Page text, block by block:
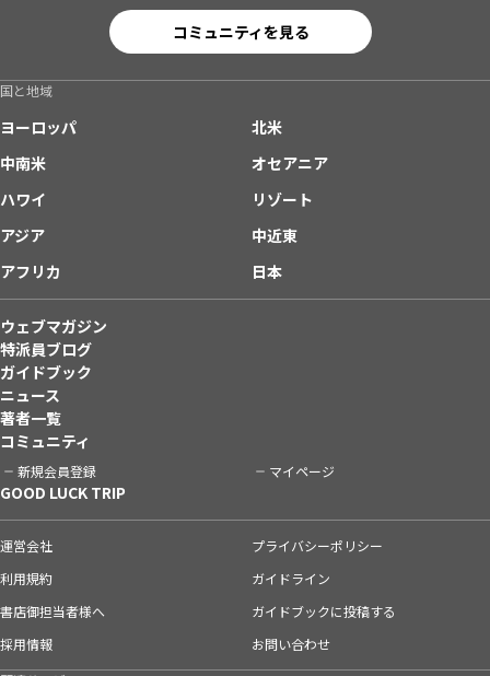
コミュニティを見る
国と地域
ヨーロッパ
北米
中南米
オセアニア
ハワイ
リゾート
アジア
中近東
アフリカ
日本
ウェブマガジン
特派員ブログ
ガイドブック
ニュース
著者一覧
コミュニティ
新規会員登録 マイページ
GOOD LUCK TRIP
運営会社
プライバシーポリシー
利用規約
ガイドライン
書店御担当者様へ
ガイドブックに投稿する
採用情報
お問い合わせ